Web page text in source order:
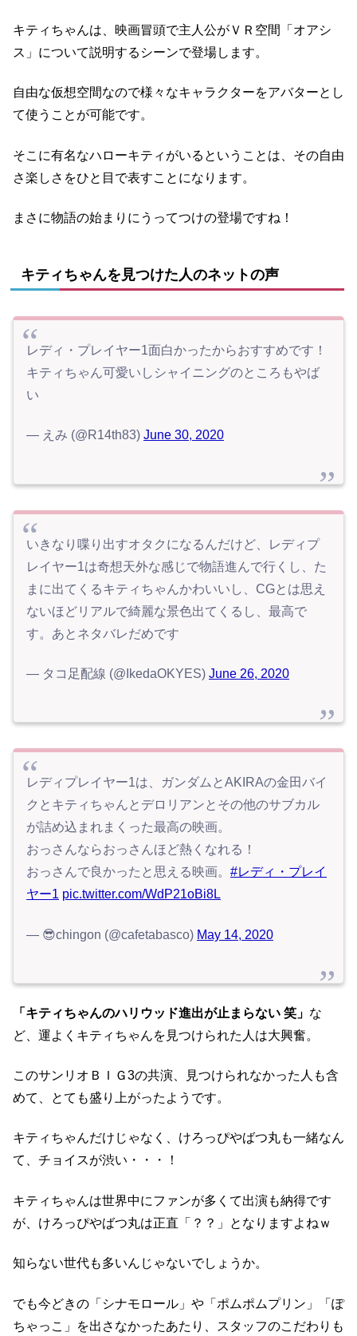
キティちゃんは、映画冒頭で主人公がＶＲ空間「オアシ
ス」について説明するシーンで登場します。
自由な仮想空間なので様々なキャラクターをアバターとし
て使うことが可能です。
そこに有名なハローキティがいるということは、その自由
さ楽しさをひと目で表すことになります。
まさに物語の始まりにうってつけの登場ですね！
キティちゃんを見つけた人のネットの声
レディ・プレイヤー1面白かったからおすすめです！
キティちゃん可愛いしシャイニングのところもやば
い
— えみ (@R14th83) June 30, 2020
いきなり喋り出すオタクになるんだけど、レディプ
レイヤー1は奇想天外な感じで物語進んで行くし、た
まに出てくるキティちゃんかわいいし、CGとは思え
ないほどリアルで綺麗な景色出てくるし、最高で
す。あとネタバレだめです
— タコ足配線 (@IkedaOKYES) June 26, 2020
レディプレイヤー1は、ガンダムとAKIRAの金田バイ
クとキティちゃんとデロリアンとその他のサブカル
が詰め込まれまくった最高の映画。
おっさんならおっさんほど熱くなれる！
おっさんで良かったと思える映画。 #レディ・プレイ
ヤー1 pic.twitter.com/WdP21oBi8L
— 😎chingon (@cafetabasco) May 14, 2020
「キティちゃんのハリウッド進出が止まらない 笑」 な
ど、運よくキティちゃんを見つけられた人は大興奮。
このサンリオＢＩＧ3の共演、見つけられなかった人も含
めて、とても盛り上がったようです。
キティちゃんだけじゃなく、けろっぴやばつ丸も一緒なん
て、チョイスが渋い・・・！
キティちゃんは世界中にファンが多くて出演も納得です
が、けろっぴやばつ丸は正直「？？」となりますよねｗ
知らない世代も多いんじゃないでしょうか。
でも今どきの「シナモロール」や「ポムポムプリン」「ぽ
ちゃっこ」を出さなかったあたり、スタッフのこだわりも